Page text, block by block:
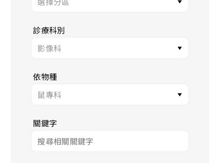
診療科別
依物種
關鍵字